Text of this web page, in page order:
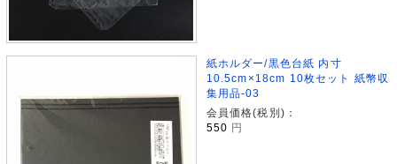
紙ホルダー/黒色台紙 内寸
10.5cm×18cm 10枚セット 紙幣収
集用品-03
会員価格(税別)：
550 円